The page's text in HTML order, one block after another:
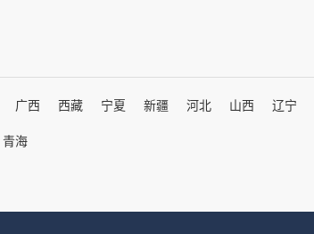
广西 西藏 宁夏 新疆 河北 山西 辽宁
青海